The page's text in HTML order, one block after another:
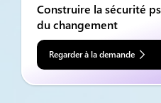
Construire la sécurité
du changement
Regarder à la demande